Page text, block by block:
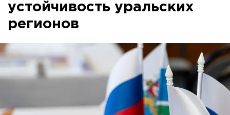
устойчивость уральских
регионов